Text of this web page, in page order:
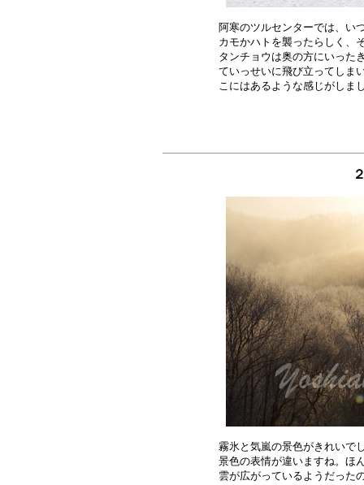
阿寒のツルセンターでは、い
カモかハトを襲ったらしく、
タンチョウは奥の方にいった
ていっせいに飛び立ってしま
霧氷と気嵐の景色がきれいで
景色の表情が違いますね。ほ
雲が広がっているようだった